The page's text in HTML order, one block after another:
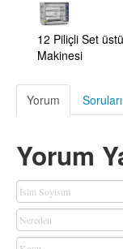
12 Piliçli Set
Makinesi
Yorum
Yorum